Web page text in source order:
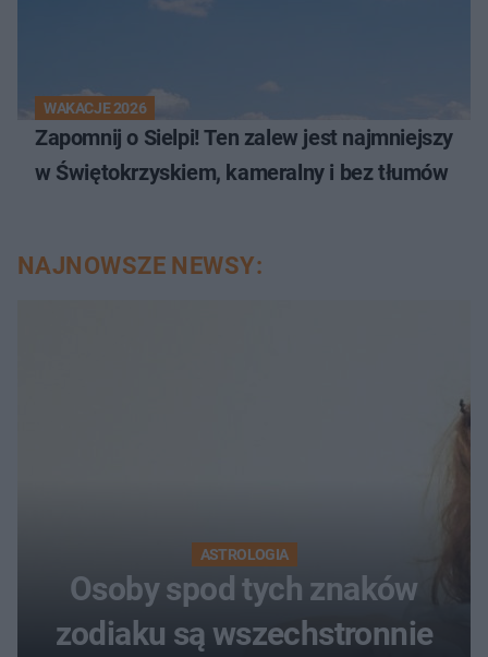
WAKACJE 2026
Zapomnij o Sielpi! Ten zalew jest najmniejszy
w Świętokrzyskiem, kameralny i bez tłumów
NAJNOWSZE NEWSY:
ASTROLOGIA
Osoby spod tych znaków
zodiaku są wszechstronnie